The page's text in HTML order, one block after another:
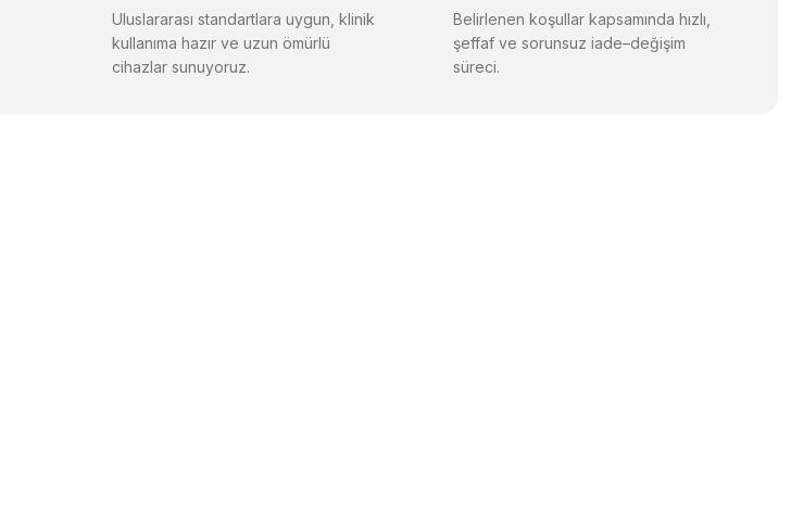
Uluslararası standartlara uygun, klinik
kullanıma hazır ve uzun ömürlü
cihazlar sunuyoruz.
Belirlenen koşullar kapsamında hızlı,
şeffaf ve sorunsuz iade–değişim
süreci.